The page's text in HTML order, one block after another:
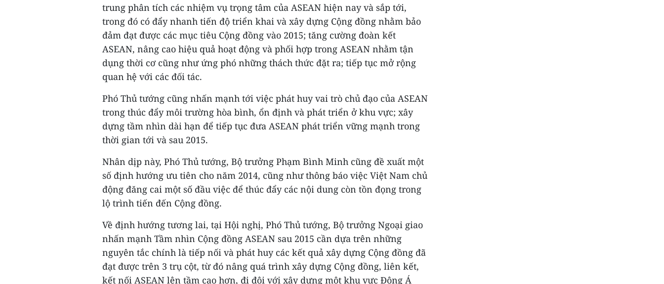
trung phân tích các nhiệm vụ trọng tâm của ASEAN hiện nay và sắp tới,
trong đó có đẩy nhanh tiến độ triển khai và xây dựng Cộng đồng nhằm bảo
đảm đạt được các mục tiêu Cộng đồng vào 2015; tăng cường đoàn kết
ASEAN, nâng cao hiệu quả hoạt động và phối hợp trong ASEAN nhằm tận
dụng thời cơ cũng như ứng phó những thách thức đặt ra; tiếp tục mở rộng
quan hệ với các đối tác.
Phó Thủ tướng cũng nhấn mạnh tới việc phát huy vai trò chủ đạo của ASEAN
trong thúc đẩy môi trường hòa bình, ổn định và phát triển ở khu vực; xây
dựng tầm nhìn dài hạn để tiếp tục đưa ASEAN phát triển vững mạnh trong
thời gian tới và sau 2015.
Nhân dịp này, Phó Thủ tướng, Bộ trưởng Phạm Bình Minh cũng đề xuất một
số định hướng ưu tiên cho năm 2014, cũng như thông báo việc Việt Nam chủ
động đăng cai một số đầu việc để thúc đẩy các nội dung còn tồn đọng trong
lộ trình tiến đến Cộng đồng.
Về định hướng tương lai, tại Hội nghị, Phó Thủ tướng, Bộ trưởng Ngoại giao
nhấn mạnh Tầm nhìn Cộng đồng ASEAN sau 2015 cần dựa trên những
nguyên tắc chính là tiếp nối và phát huy các kết quả xây dựng Cộng đồng đã
đạt được trên 3 trụ cột, từ đó nâng quá trình xây dựng Cộng đồng, liên kết,
kết nối ASEAN lên tầm cao hơn, đi đôi với xây dựng một khu vực Đông Á